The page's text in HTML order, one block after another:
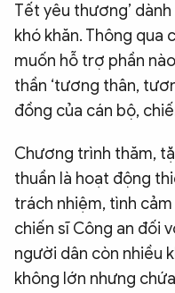
Tết yêu thương’
khó khăn. Thông
muốn hỗ trợ phần
thần ‘tương thân,
đồng của cán bộ,
Chương trình thăm,
thuần là hoạt động
trách nhiệm, tình
chiến sĩ Công an đối
người dân còn nhiều
không lớn nhưng